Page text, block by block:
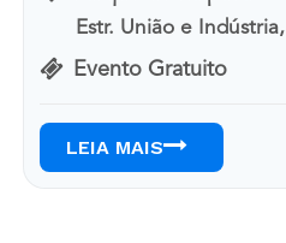
Estr. União e
Evento Gratuito
LEIA MAIS